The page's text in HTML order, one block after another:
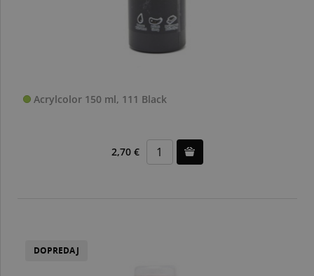
Acrylcolor 150 ml, 111 Black
2,70 €
DOPREDAJ